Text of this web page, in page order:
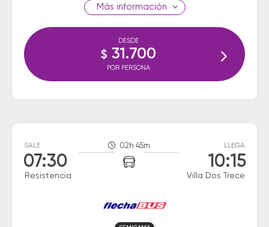
información
DESDE
$ 31.700
POR PERSONA
SALE
07:30
Resistencia
02h 45m LLEGA
10:15
Villa Dos Trece